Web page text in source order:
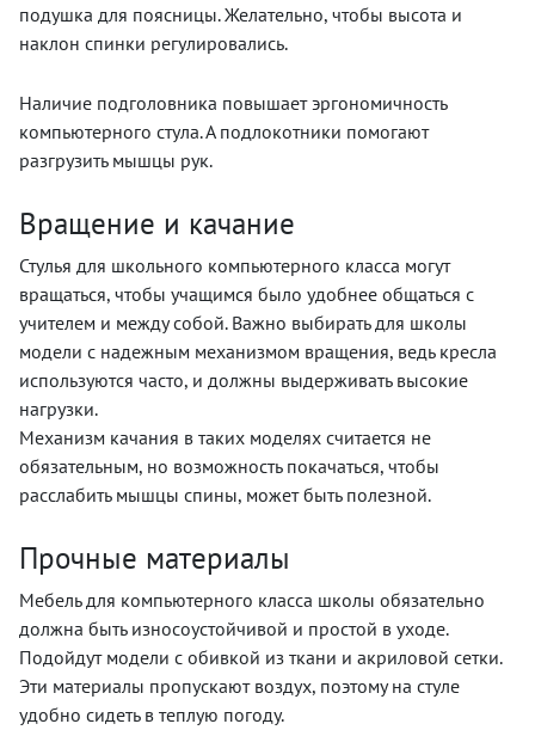
подушка для поясницы. Желательно, чтобы высота и
наклон спинки регулировались.
Наличие подголовника повышает эргономичность
компьютерного стула. А подлокотники помогают
разгрузить мышцы рук.
Вращение и качание
Стулья для школьного компьютерного класса могут
вращаться, чтобы учащимся было удобнее общаться с
учителем и между собой. Важно выбирать для школы
модели с надежным механизмом вращения, ведь кресла
используются часто, и должны выдерживать высокие
нагрузки.
Механизм качания в таких моделях считается не
обязательным, но возможность покачаться, чтобы
расслабить мышцы спины, может быть полезной.
Прочные материалы
Мебель для компьютерного класса школы обязательно
должна быть износоустойчивой и простой в уходе.
Подойдут модели с обивкой из ткани и акриловой сетки.
Эти материалы пропускают воздух, поэтому на стуле
удобно сидеть в теплую погоду.